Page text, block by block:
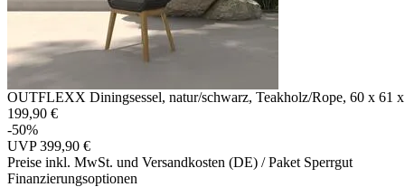
OUTFLEXX Diningsessel, natur/schwarz, Teakholz/Rope, 60 x 61
199,90 €
-50%
UVP399,90 €
Preise inkl. MwSt. und Versandkosten (DE) / Paket Sperrgut
Finanzierungsoptionen